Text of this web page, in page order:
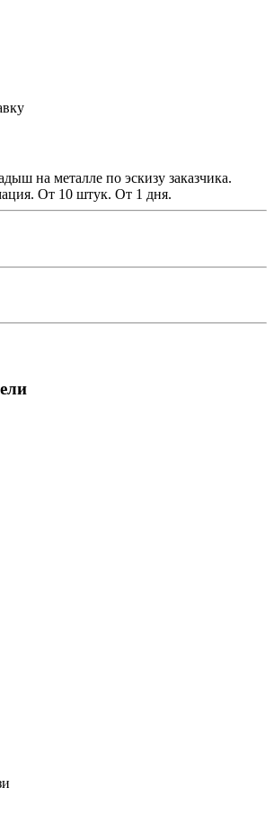
на металле по эскизу заказчика.
От 10 штук. От 1 дня.